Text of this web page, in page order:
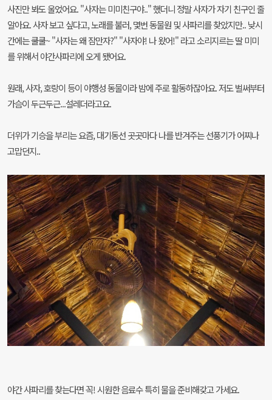
사진만 봐도 울었어요. "사자는 미미친구야.." 했더니 정말 사자가 자기 친구인 줄
알아요. 사자 보고 싶다고, 노래를 불러, 몇번 동물원 및 사파리를 찾았지만.. 낮시
간에는 쿨쿨~ "사자는 왜 잠만자?" "사자야! 나 왔어!" 라고 소리지르는 딸 미미
를 위해서 야간사파리에 오게 됐어요.
원래, 사자, 호랑이 등이 야행성 동물이라 밤에 주로 활동하잖아요. 저도 벌써부터
가슴이 두근두근...설레더라고요.
더위가 기승을 부리는 요즘, 대기동선 곳곳마다 나를 반겨주는 선풍기가 어찌나
고맙던지..
야간 사파리를 찾는다면 꼭! 시원한 음료수 특히 물을 준비해갖고 가세요.